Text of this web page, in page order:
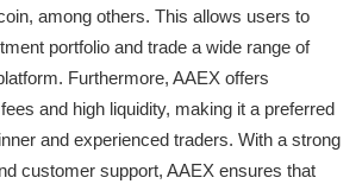
among others. This allows users to
portfolio and trade a wide range of
Furthermore, AAEX offers
and high liquidity, making it a preferred
and experienced traders. With a strong
customer support, AAEX ensures that